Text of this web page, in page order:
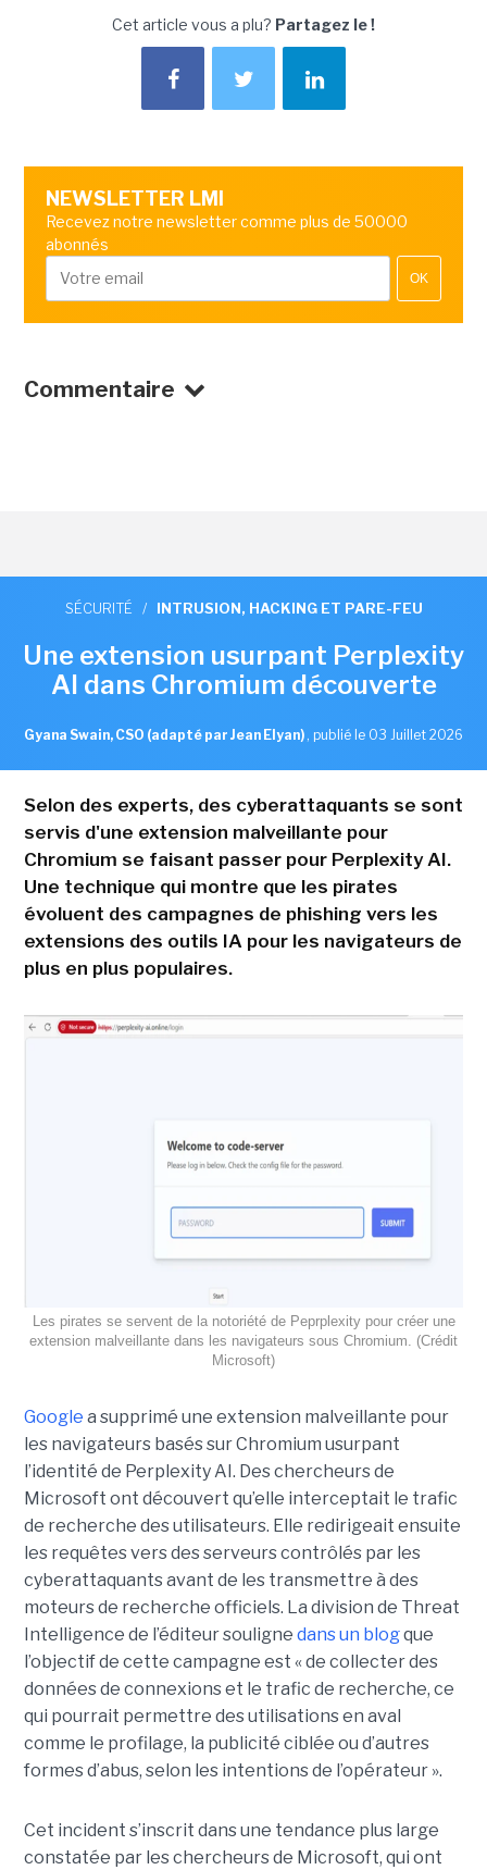
Cet article vous a plu? Partagez le !
NEWSLETTER LMI
Recevez notre newsletter comme plus de 50000
abonnés
OK
Commentaire
SÉCURITÉ / INTRUSION, HACKING ET PARE-FEU
Une extension usurpant Perplexity
AI dans Chromium découverte
Gyana Swain, CSO (adapté par Jean Elyan) , publié le 03 Juillet 2026
Selon des experts, des cyberattaquants se sont
servis d'une extension malveillante pour
Chromium se faisant passer pour Perplexity AI.
Une technique qui montre que les pirates
évoluent des campagnes de phishing vers les
extensions des outils IA pour les navigateurs de
plus en plus populaires.
Les pirates se servent de la notoriété de Peprplexity pour créer une
extension malveillante dans les navigateurs sous Chromium. (Crédit
Microsoft)
Google a supprimé une extension malveillante pour
les navigateurs basés sur Chromium usurpant
l’identité de Perplexity AI. Des chercheurs de
Microsoft ont découvert qu’elle interceptait le trafic
de recherche des utilisateurs. Elle redirigeait ensuite
les requêtes vers des serveurs contrôlés par les
cyberattaquants avant de les transmettre à des
moteurs de recherche officiels. La division de Threat
Intelligence de l’éditeur souligne dans un blogque
l’objectif de cette campagne est « de collecter des
données de connexions et le trafic de recherche, ce
qui pourrait permettre des utilisations en aval
comme le profilage, la publicité ciblée ou d’autres
formes d’abus, selon les intentions de l’opérateur ».
Cet incident s’inscrit dans une tendance plus large
constatée par les chercheurs de Microsoft, qui ont